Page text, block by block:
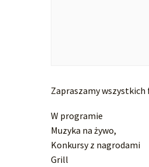
Zapraszamy wszystkich
W programie
Muzyka na żywo,
Konkursy z nagrodami
Grill